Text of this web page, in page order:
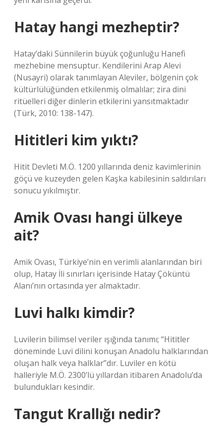
Hatay hangi mezheptir?
Hatay’daki Sünnilerin büyük çoğunluğu Hanefi
mezhebine mensuptur. Kendilerini Arap Alevi
(Nusayri) olarak tanımlayan Aleviler, bölgenin çok
kültürlülüğünden etkilenmiş olmalılar; zira dini
ritüelleri diğer dinlerin etkilerini yansıtmaktadır
(Türk, 2010: 138-147).
Hititleri kim yıktı?
Hitit Devleti M.Ö. 1200 yıllarında deniz kavimlerinin
göçü ve kuzeyden gelen Kaşka kabilesinin saldırıları
sonucu yıkılmıştır.
Amik Ovası hangi ülkeye
ait?
Amik Ovası, Türkiye’nin en verimli alanlarından biri
olup, Hatay İli sınırları içerisinde Hatay Çöküntü
Alanı’nın ortasında yer almaktadır.
Luvi halkı kimdir?
Luvilerin bilimsel veriler ışığında tanımı; “Hititler
döneminde Luvi dilini konuşan Anadolu halklarından
oluşan halk veya halklar”dır. Luviler en kötü
halleriyle M.Ö. 2300’lü yıllardan itibaren Anadolu’da
bulundukları kesindir.
Tangut Krallığı nedir?